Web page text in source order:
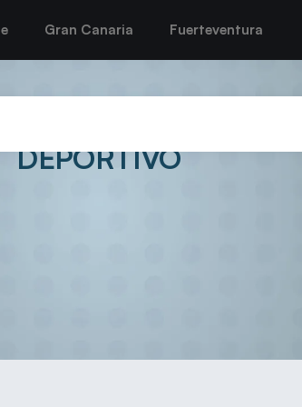
Gran Canaria Fuerteventura
UN PUNTO
DEPORTIVO